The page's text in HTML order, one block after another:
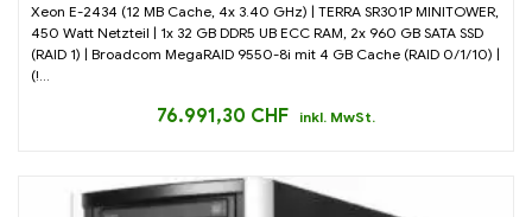
Xeon E-2434 (12 MB Cache, 4x 3.40 GHz) | TERRA SR301P MINITOWER,
450 Watt Netzteil | 1x 32 GB DDR5 UB ECC RAM, 2x 960 GB SATA SSD
(RAID 1) | Broadcom MegaRAID 9550-8i mit 4 GB Cache (RAID 0/1/10) |
(!...
76.991,30 CHF inkl. MwSt.